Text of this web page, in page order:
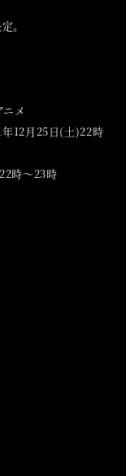
。
メ
25日(土)22時
時～23時